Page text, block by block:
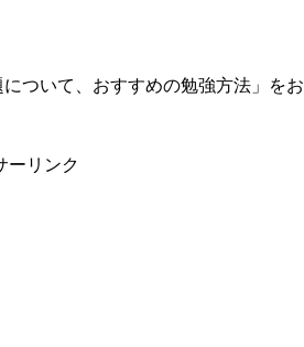
ついて、おすすめの勉強方法」を
ーリンク